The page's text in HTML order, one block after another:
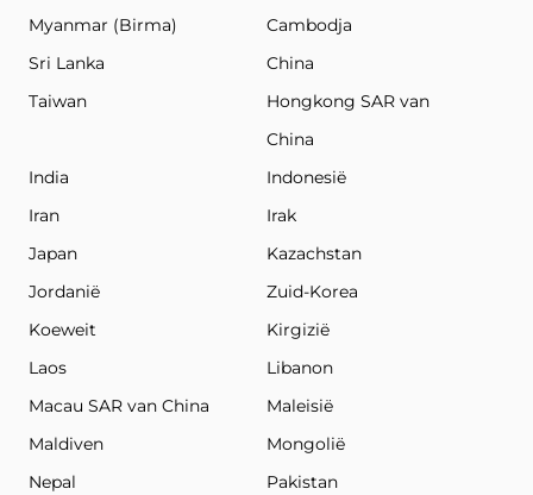
Myanmar (Birma)
Cambodja
Sri Lanka
China
Taiwan
Hongkong SAR van
China
India
Indonesië
Iran
Irak
Japan
Kazachstan
Jordanië
Zuid-Korea
Koeweit
Kirgizië
Laos
Libanon
Macau SAR van China
Maleisië
Maldiven
Mongolië
Nepal
Pakistan